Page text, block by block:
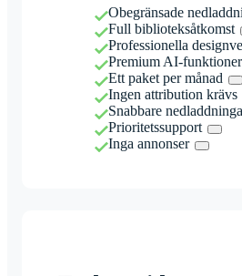
Obegränsade
Full biblioteksåtkomst
Professionella
Premium AI-funktioner
Ett paket per månad
Ingen attribution krävs
Snabbare
Prioritetssupport
Inga annonser